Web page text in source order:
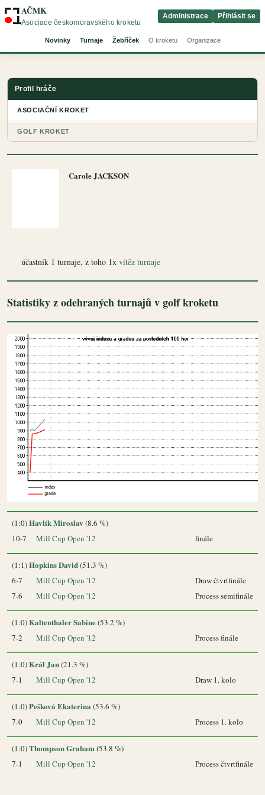
AČMK
Asociace českomoravského kroketu
Novinky Turnaje Žebříček O kroketu Organizace
Administrace Přihlásit se
Carole JACKSON
účastník 1 turnaje, z toho 1x vítěz turnaje
Statistiky z odehraných turnajů v golf kroketu
(1:0)Havlík Miroslav (8.6 %)
10-7
Mill Cup Open '12 finále
(1:1)Hopkins David(51.3 %)
6-7
Mill Cup Open '12
Draw čtvrtfinále
7-6
Mill Cup Open '12 Process semifinále
(1:0)Kaltenthaler Sabine(53.2 %)
7-2
Mill Cup Open '12 Process finále
(1:0)Král Jan(21.3 %)
7-1
Mill Cup Open '12 Draw 1. kolo
(1:0)Pešková Ekaterina (53.6 %)
7-0
Mill Cup Open '12 Process 1. kolo
(1:0)Thompson Graham (53.8 %)
7-1
Mill Cup Open '12 Process čtvrtfinále
Profil hráče
ASOCIAČNÍ KROKET
GOLF KROKET